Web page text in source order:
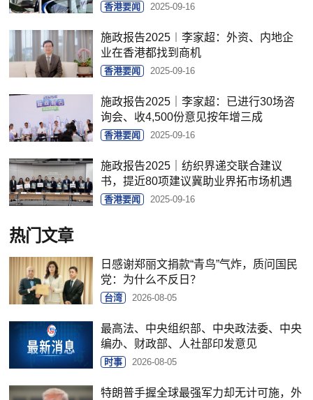
香港要闻 2025-09-16
施政报告2025︱李家超：外资、内地企
业在香港都找到商机
香港要闻 2025-09-16
施政报告2025｜李家超：已进行30场咨
询会、收4,500份意见按年增三成
香港要闻 2025-09-16
施政报告2025｜纺织界递交联合建议
书，提近80项建议冀助业界拓市场机遇
香港要闻 2025-09-16
热门文章
日感谢郑丽文捐款“青鸟”气炸，质问国民
党：为什么不反日？
台湾 2026-08-05
最高法、中央组织部、中央政法委、中央
编办、财政部、人社部印发意见
时事 2026-08-05
特朗普手握全球最强军力却无计可施，外